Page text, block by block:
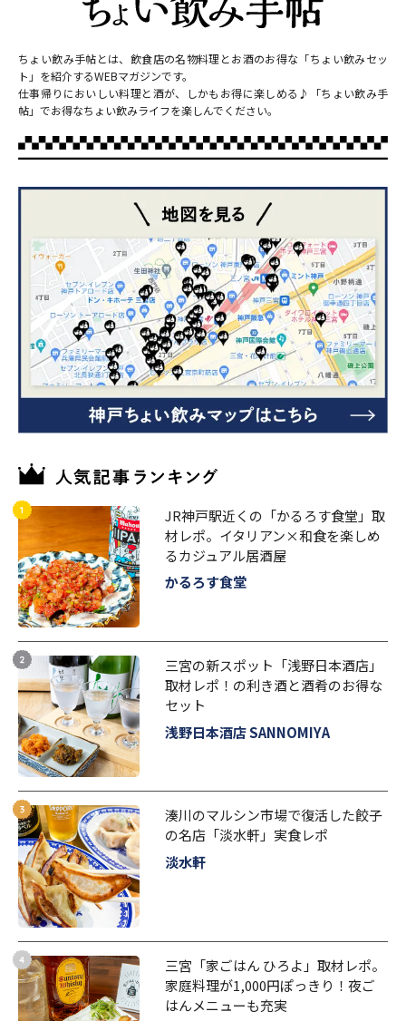
ちょい飲み手帖とは、飲食店の名物料理とお酒のお得な「ちょい飲みセッ
ト」を紹介するWEBマガジンです。
仕事帰りにおいしい料理と酒が、しかもお得に楽しめる♪「ちょい飲み手
帖」でお得なちょい飲みライフを楽しんでください。
JR神戸駅近くの「かるろす食堂」取
材レポ。イタリアン×和食を楽しめ
るカジュアル居酒屋
かるろす食堂
三宮の新スポット「浅野日本酒店」
取材レポ！の利き酒と酒肴のお得な
セット
浅野日本酒店 SANNOMIYA
湊川のマルシン市場で復活した餃子
の名店「淡水軒」実食レポ
淡水軒
三宮「家ごはん ひろよ」取材レポ。
家庭料理が1,000円ぽっきり！夜ご
はんメニューも充実